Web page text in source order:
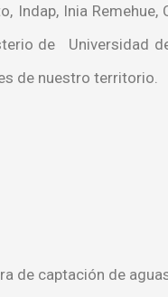
Inia Remehue,
de Universidad
de nuestro territorio.
de captación de